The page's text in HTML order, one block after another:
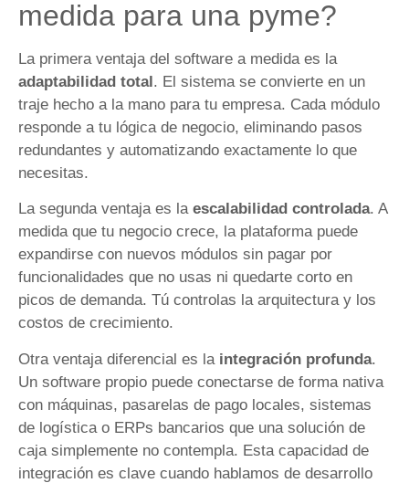
medida para una pyme?
La primera ventaja del software a medida es la
adaptabilidad total. El sistema se convierte en un
traje hecho a la mano para tu empresa. Cada módulo
responde a tu lógica de negocio, eliminando pasos
redundantes y automatizando exactamente lo que
necesitas.
La segunda ventaja es la escalabilidad controlada. A
medida que tu negocio crece, la plataforma puede
expandirse con nuevos módulos sin pagar por
funcionalidades que no usas ni quedarte corto en
picos de demanda. Tú controlas la arquitectura y los
costos de crecimiento.
Otra ventaja diferencial es la integración profunda.
Un software propio puede conectarse de forma nativa
con máquinas, pasarelas de pago locales, sistemas
de logística o ERPs bancarios que una solución de
caja simplemente no contempla. Esta capacidad de
integración es clave cuando hablamos de desarrollo